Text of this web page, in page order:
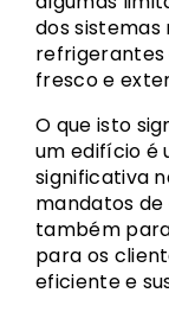
dos sistemas
refrigerantes
fresco e
O que isto
um edifício é
significativa
mandatos
também
para os
eficiente e